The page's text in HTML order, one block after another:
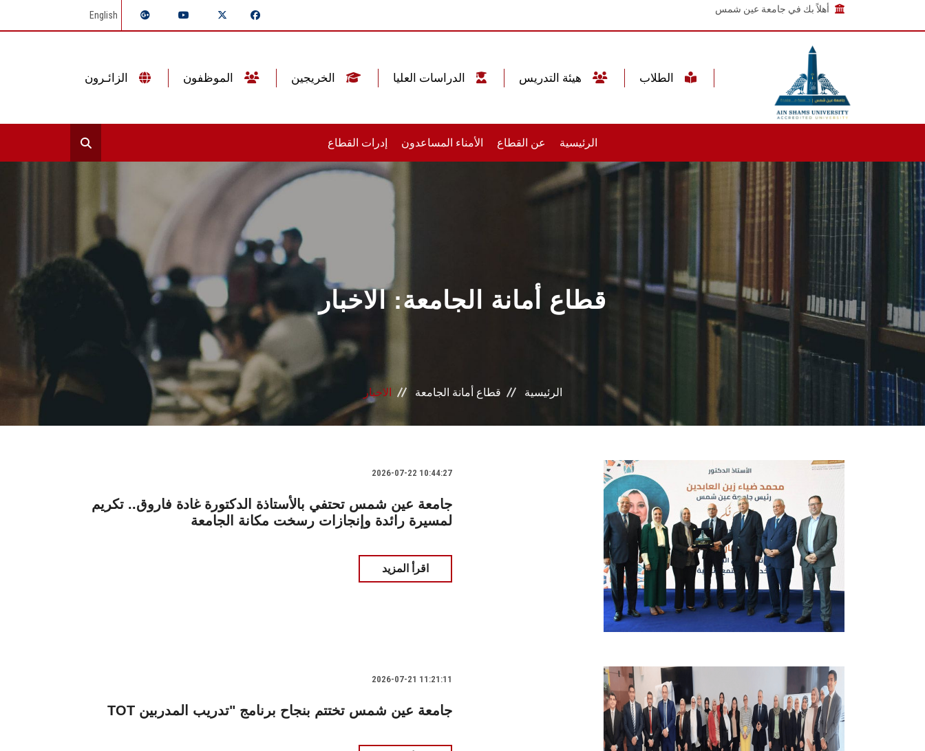
أهلاً بك في جامعة عين شمس
English
الرئيسية عن القطاع الأمناء المساعدون إدرات القطاع
قطاع أمانة الجامعة: الاخبار
الرئيسية قطاع أمانة الجامعة الاخبار
2026-07-22 10:44:27
جامعة عين شمس تحتفي بالأستاذة الدكتورة غادة فاروق.. تكريم
لمسيرة رائدة وإنجازات رسخت مكانة الجامعة
اقرأ المزيد
2026-07-21 11:21:11
TOT جامعة عين شمس تختتم بنجاح برنامج "تدريب المدربين